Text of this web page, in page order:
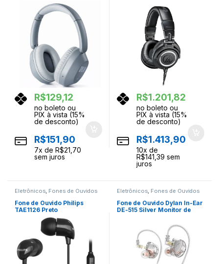
R$129,12
no boleto ou
PIX à vista (15%
de desconto)
R$151,90
7x de R$21,70
sem juros
R$1.201,82
no boleto ou
PIX à vista (15%
de desconto)
R$1.413,90
10x de
R$141,39 sem
juros
Eletrônicos, Fones de Ouvidos
Fone de Ouvido Philips
TAE1126 Preto
Eletrônicos, Fones de Ouvidos
Fone de Ouvido Dylan In-Ear
DE-515 Silver Monitor de